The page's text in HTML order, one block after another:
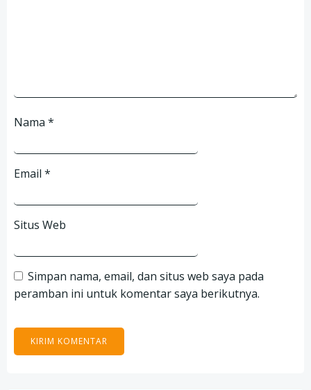
Nama *
Email *
Situs Web
Simpan nama, email, dan situs web saya pada
peramban ini untuk komentar saya berikutnya.